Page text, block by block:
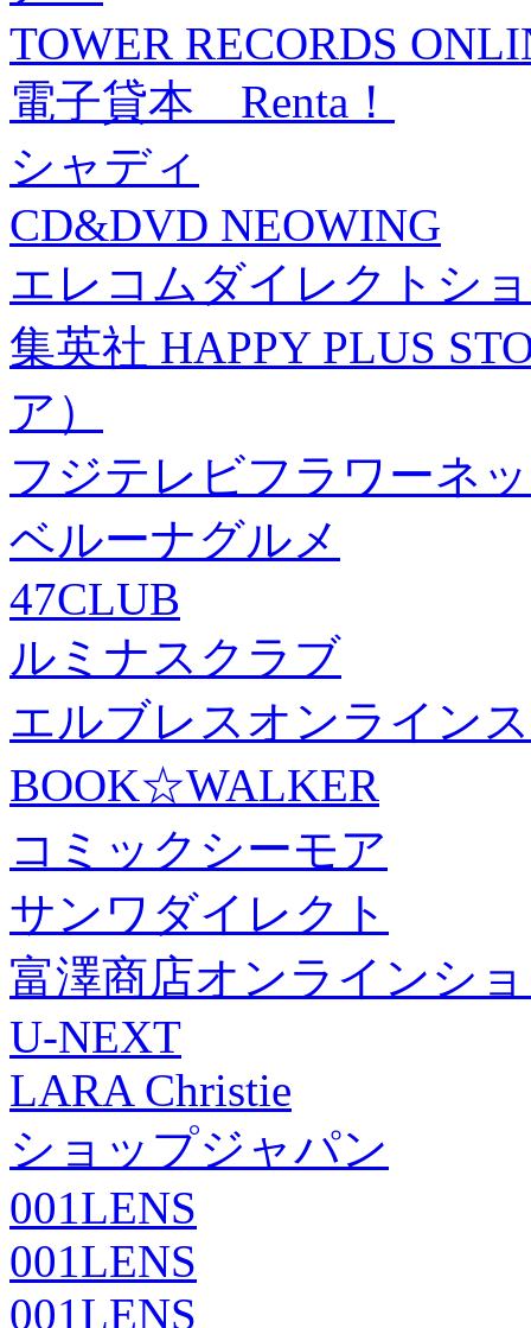
TOWER RECORDS
電子貸本 Renta！
シャディ
CD&DVD NEOWING
エレコムダイレクトシ
集英社 HAPPY PLUS
ア）
フジテレビフラワーネ
ベルーナグルメ
47CLUB
ルミナスクラブ
エルブレスオンライン
BOOK☆WALKER
コミックシーモア
サンワダイレクト
富澤商店オンラインシ
U-NEXT
LARA Christie
ショップジャパン
001LENS
001LENS
001LENS